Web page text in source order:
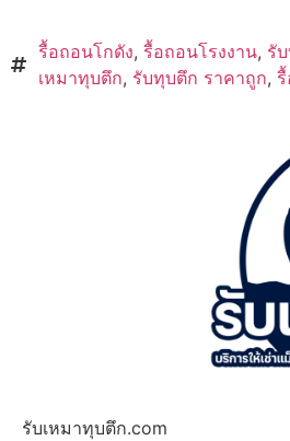
รื้อถอนโกดัง, รื้อถอนโรงงาน, รั
เหมาทุบตึก, รับทุบตึก ราคาถูก,
รับเหมาทุบตึก.com